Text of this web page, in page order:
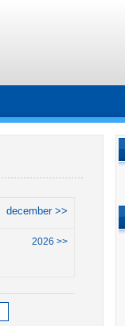
december >>
2026 >>